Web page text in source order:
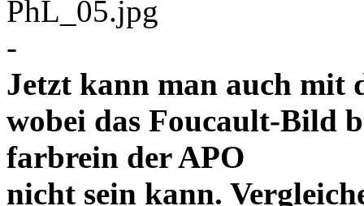
-
Jetzt kann man auch mit
wobei das Foucault-Bild
farbrein der APO
nicht sein kann.